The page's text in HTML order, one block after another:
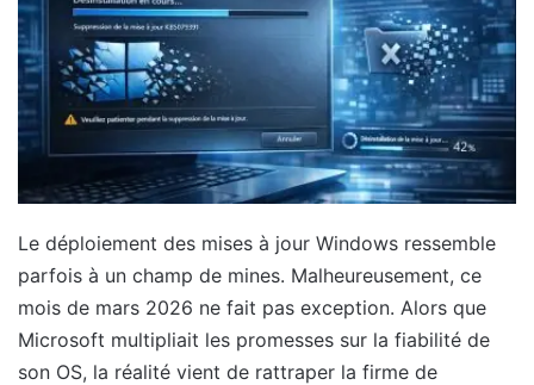
Le déploiement des mises à jour Windows ressemble
parfois à un champ de mines. Malheureusement, ce
mois de mars 2026 ne fait pas exception. Alors que
Microsoft multipliait les promesses sur la fiabilité de
son OS, la réalité vient de rattraper la firme de